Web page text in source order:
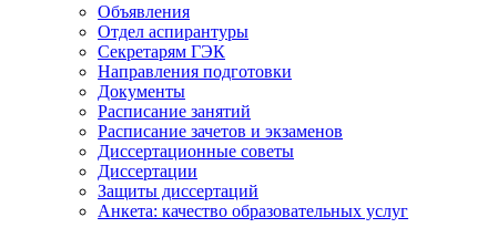
Объявления
Отдел аспирантуры
Секретарям ГЭК
Направления подготовки
Документы
Расписание занятий
Расписание зачетов и экзаменов
Диссертационные советы
Диссертации
Защиты диссертаций
Анкета: качество образовательных услуг